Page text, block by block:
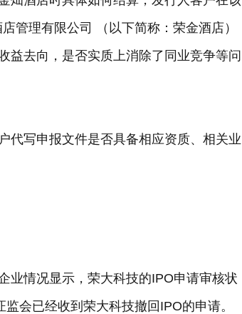
管理有限公司 （以下简称：荣金酒店）
益去向，是否实质上消除了同业竞争等问
代写申报文件是否具备相应资质、相关业
业情况显示，荣大科技的IPO申请审核状
会已经收到荣大科技撤回IPO的申请。